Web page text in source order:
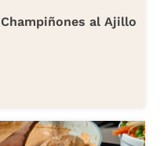
Champiñones al Ajillo